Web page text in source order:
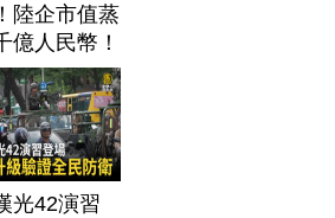
陸企市值蒸
億人民幣！
中心供應鏈
台灣喜迎轉
關鍵樞紐？
新聞
(三)
光42演習